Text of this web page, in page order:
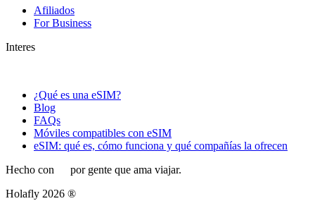
Afiliados
For Business
Interes
¿Qué es una eSIM?
Blog
FAQs
Móviles compatibles con eSIM
eSIM: qué es, cómo funciona y qué compañías la ofrecen
Hecho con
por gente que ama viajar.
Holafly 2026 ®